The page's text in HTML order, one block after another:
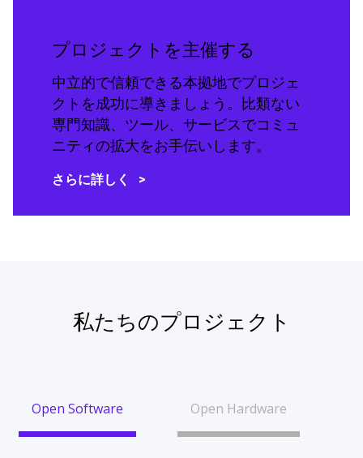
プロジェクトを主催する
中立的で信頼できる本拠地でプロジェ
クトを成功に導きましょう。比類ない
専門知識、ツール、サービスでコミュ
ニティの拡大をお手伝いします。
さらに詳しく
私たちのプロジェクト
Open Software Open Hardware